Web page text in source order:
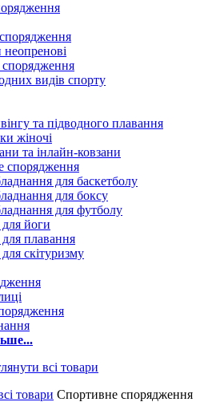
спорядження
видів спорту
та підводного плавання
жіночі
та інлайн-ковзани
спорядження
для баскетболу
для боксу
для футболу
йоги
плавання
скітуризму
товари Спортивне спорядження